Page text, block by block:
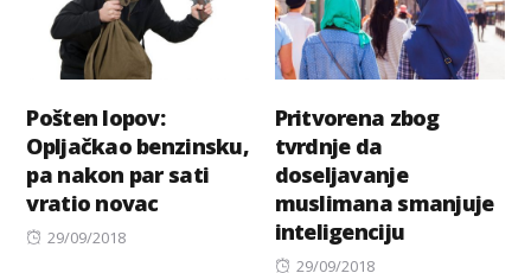
Pošten lopov:
Opljačkao benzinsku,
pa nakon par sati
vratio novac
Posted
29/09/2018
Pritvorena zbog
tvrdnje da
doseljavanje
muslimana smanjuje
inteligenciju
Posted
29/09/2018